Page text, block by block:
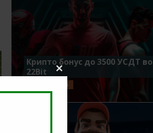
Крипто бонус до 3500 УСДТ во
22Bit
ЈУЛИ 29, 2026
Close
this
module